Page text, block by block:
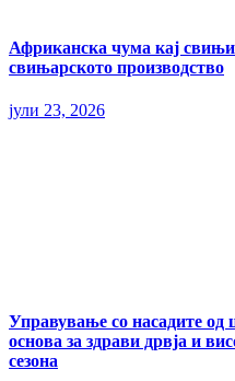
Африканска чума кај
свињарското производство
јули 23, 2026
Управување со насадите од
основа за здрави дрвја и
сезона